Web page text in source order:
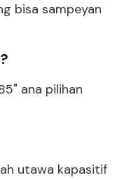
bisa sampeyan
ana pilihan
utawa kapasitif